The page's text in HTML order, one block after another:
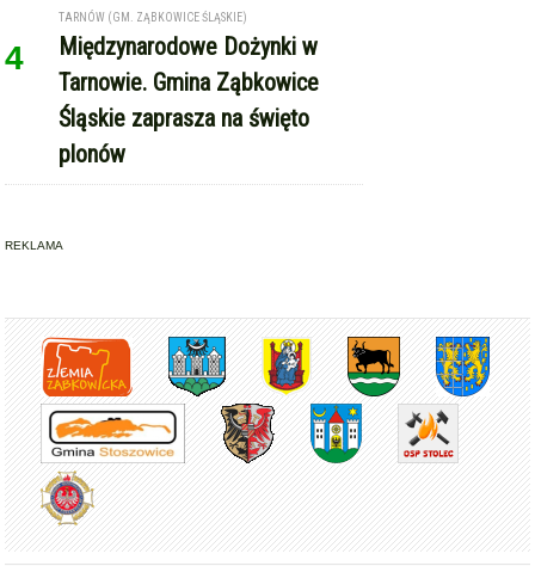
4
TARNÓW (GM. ZĄBKOWICE ŚLĄSKIE)
Międzynarodowe Dożynki w
Tarnowie. Gmina Ząbkowice
Śląskie zaprasza na święto
plonów
REKLAMA